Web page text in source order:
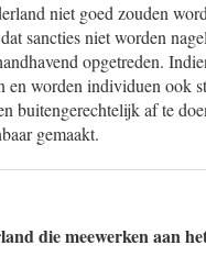
niet goed zouden
sancties niet worden
opgetreden.
en worden individuen ook
buitengerechtelijk af te
gemaakt.
die meewerken aan